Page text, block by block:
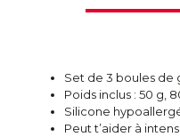
Set de 3 boules de
Poids inclus : 50 g,
Silicone
Peut t’aider à